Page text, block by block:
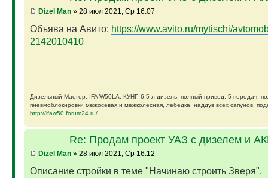
Dizel Man» 28 июл 2021, Ср 16:07
Объява на Авито: https://www.avito.ru/mytischi/
2142010410
Дизельный Мастер. IFA W50LA, КУНГ, 6,5 л дизель, полный привод, 5 передач,
пневмоблокировки межосевая и межколесная, лебедка, наддув всех сапунов,
http://ifaw50.forum24.ru/
Re: Продам проект УАЗ с дизелем и
Dizel Man» 28 июл 2021, Ср 16:12
Описание стройки в теме "Начинаю строить Зверя".